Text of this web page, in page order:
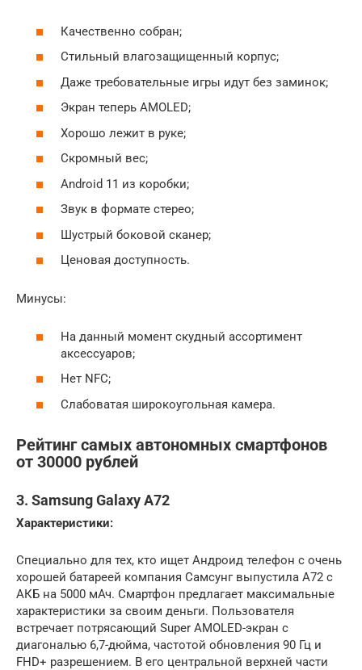
Качественно собран;
Стильный влагозащищенный корпус;
Даже требовательные игры идут без заминок;
Экран теперь AMOLED;
Хорошо лежит в руке;
Скромный вес;
Android 11 из коробки;
Звук в формате стерео;
Шустрый боковой сканер;
Ценовая доступность.
Минусы:
На данный момент скудный ассортимент
аксессуаров;
Нет NFC;
Слабоватая широкоугольная камера.
Рейтинг самых автономных смартфонов
от 30000 рублей
3. Samsung Galaxy A72
Характеристики:
Специально для тех, кто ищет Андроид телефон с очень
хорошей батареей компания Самсунг выпустила A72 с
АКБ на 5000 мАч. Смартфон предлагает максимальные
характеристики за своим деньги. Пользователя
встречает потрясающий Super AMOLED-экран с
диагональю 6,7-дюйма, частотой обновления 90 Гц и
FHD+ разрешением. В его центральной верхней части